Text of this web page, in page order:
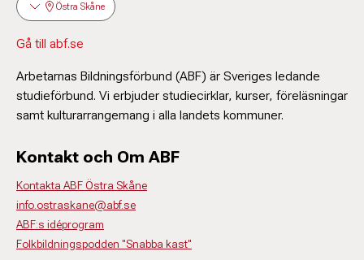
Östra Skåne
Gå till abf.se
Arbetarnas Bildningsförbund (ABF) är Sveriges ledande
studieförbund. Vi erbjuder studiecirklar, kurser, föreläsningar
samt kulturarrangemang i alla landets kommuner.
Kontakt och Om ABF
Kontakta ABF Östra Skåne
info.ostraskane@abf.se
ABF:s idéprogram
Folkbildningspodden "Snabba kast"